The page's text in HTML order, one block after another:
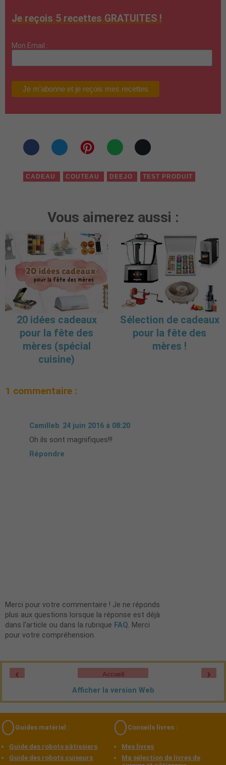
Je reçois 5 recettes GRATUITES !
Mon Email :
CADEAU COUTEAU DEEJO TEST PRODUIT
Vous aimerez aussi :
20 idées cadeaux
pour la fête des
mères (spécial
cuisine)
Sélection de cadeaux
pour la fête des
mères !
1 commentaire :
Camilleb 24 juin 2016 à 08:20
Oh ils sont magnifiques!!!
Répondre
Merci pour votre commentaire ! Je ne réponds
plus aux questions lorsque la réponse est déjà
dans l'article ou dans la rubrique FAQ. Merci
pour votre compréhension.
‹ ›
Accueil
Afficher la version Web
Guides matériel :
Guide des robots pâtissiers
Guide des robots cuiseurs
Conseils livres :
Mes livres
Ma sélection de livres de